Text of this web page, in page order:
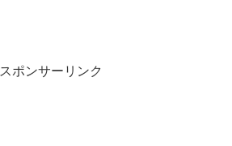
スポンサーリンク